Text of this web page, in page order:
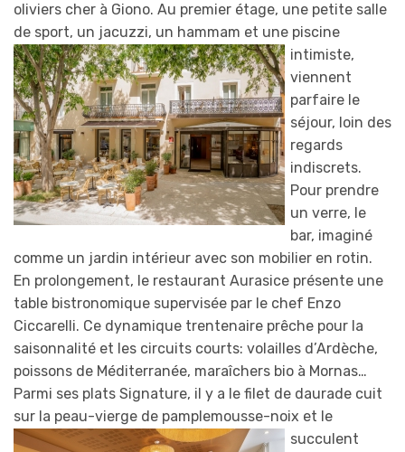
oliviers cher à Giono. Au premier étage, une petite salle
de sport, un jacuzzi, un hammam et une piscine
intimiste,
viennent
parfaire le
séjour, loin des
regards
indiscrets.
Pour prendre
un verre, le
bar, imaginé
comme un jardin intérieur avec son mobilier en rotin.
En prolongement, le restaurant Aurasice présente une
table bistronomique supervisée par le chef Enzo
Ciccarelli. Ce dynamique trentenaire prêche pour la
saisonnalité et les circuits courts: volailles d’Ardèche,
poissons de Méditerranée, maraîchers bio à Mornas…
Parmi ses plats Signature, il y a le filet de daurade cuit
sur la peau-vierge de pamplemousse-noix et le
succulent